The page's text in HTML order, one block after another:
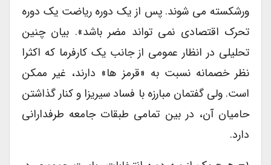
ورشکسته می شوند. پس از یک دوره ریاضت یک دوره
تحرک اقتصادی نمی تواند مضر باشد». بیان چنین
تحلیلی در انظار عمومی از جانب یک کارفرما که اکثرا
نظر خصمانه نسبت به «قرمز ها» دارند، غیر ممکن
است. ولی گفتمان مبارزه با فساد سیریزا و کنار گذاشتن
حامیان آن، در بین تمامی طبقات جامعه طرفدارانی
دارد.